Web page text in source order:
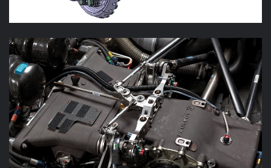
Elle récupère toutes les contraintes et efforts générés
parl'aéro, les suspensions, les liaisons sol et le moteur
Vous y noterez que l'ensemble est totalement
instrumenté : c'est le début de la maintenance prédictive.